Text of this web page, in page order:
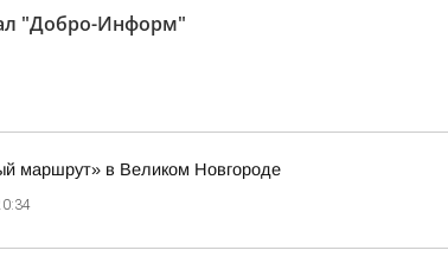
"Добро-Информ"
маршрут» в Великом Новгороде